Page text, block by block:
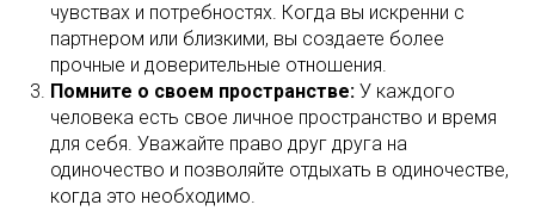
чувствах и потребностях. Когда вы искренни с
партнером или близкими, вы создаете более
прочные и доверительные отношения.
Помните о своем пространстве: У каждого
человека есть свое личное пространство и время
для себя. Уважайте право друг друга на
одиночество и позволяйте отдыхать в одиночестве,
когда это необходимо.